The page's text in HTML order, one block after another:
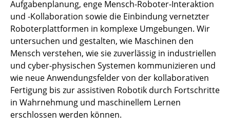
Aufgabenplanung, enge Mensch-Roboter-Interaktion
und -Kollaboration sowie die Einbindung vernetzter
Roboterplattformen in komplexe Umgebungen. Wir
untersuchen und gestalten, wie Maschinen den
Mensch verstehen, wie sie zuverlässig in industriellen
und cyber-physischen Systemen kommunizieren und
wie neue Anwendungsfelder von der kollaborativen
Fertigung bis zur assistiven Robotik durch Fortschritte
in Wahrnehmung und maschinellem Lernen
erschlossen werden können.